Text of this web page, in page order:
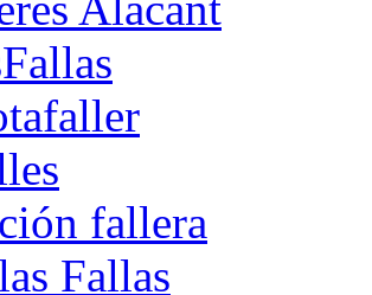
fallera
Fallas